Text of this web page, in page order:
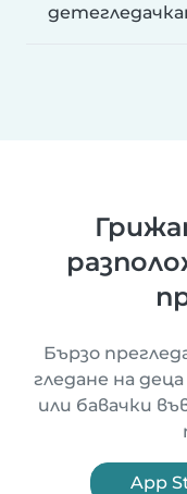
Бързо
гледане на
или бавачки
App